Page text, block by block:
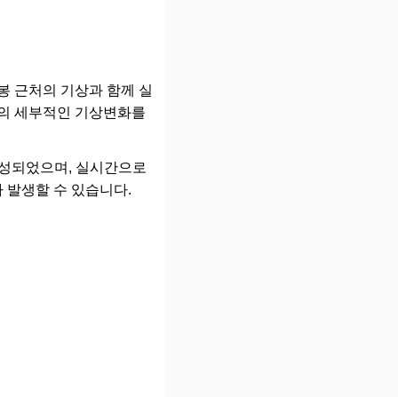
근처의 기상과 함께 실
세부적인 기상변화를
되었으며, 실시간으로
발생할 수 있습니다.